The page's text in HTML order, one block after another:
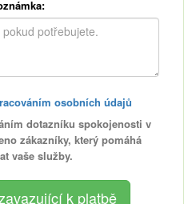
osobních údajů
dotazníku spokojenosti v
zákazníky, který pomáhá
vaše služby.